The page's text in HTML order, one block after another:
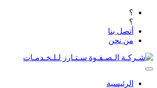
؟
؟
أتصل بنا
من نحن
الرئيسية